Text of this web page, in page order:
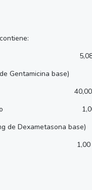
sulfato 5,08
Gentamicina base)
40,00
acetato 1,00
de Dexametasona base)
c.s.p. 1,00